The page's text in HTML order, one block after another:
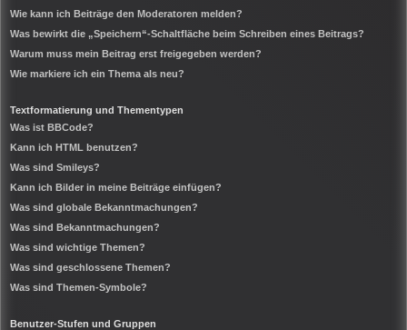
Wie kann ich Beiträge den Moderatoren melden?
Was bewirkt die „Speichern“-Schaltfläche beim Schreiben eines Beitrags?
Warum muss mein Beitrag erst freigegeben werden?
Wie markiere ich ein Thema als neu?
Textformatierung und Thementypen
Was ist BBCode?
Kann ich HTML benutzen?
Was sind Smileys?
Kann ich Bilder in meine Beiträge einfügen?
Was sind globale Bekanntmachungen?
Was sind Bekanntmachungen?
Was sind wichtige Themen?
Was sind geschlossene Themen?
Was sind Themen-Symbole?
Benutzer-Stufen und Gruppen